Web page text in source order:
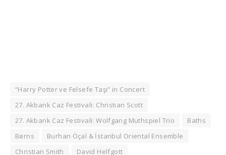
“Harry Potter ve Felsefe Taşı” in Concert
27. Akbank Caz Festivali: Christian Scott
27. Akbank Caz Festivali: Wolfgang Muthspiel Trio
Baths
Børns
Burhan Öçal & İstanbul Oriental Ensemble
Christian Smith
David Helfgott